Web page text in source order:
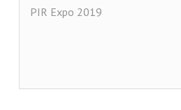
PIR Expo 2019